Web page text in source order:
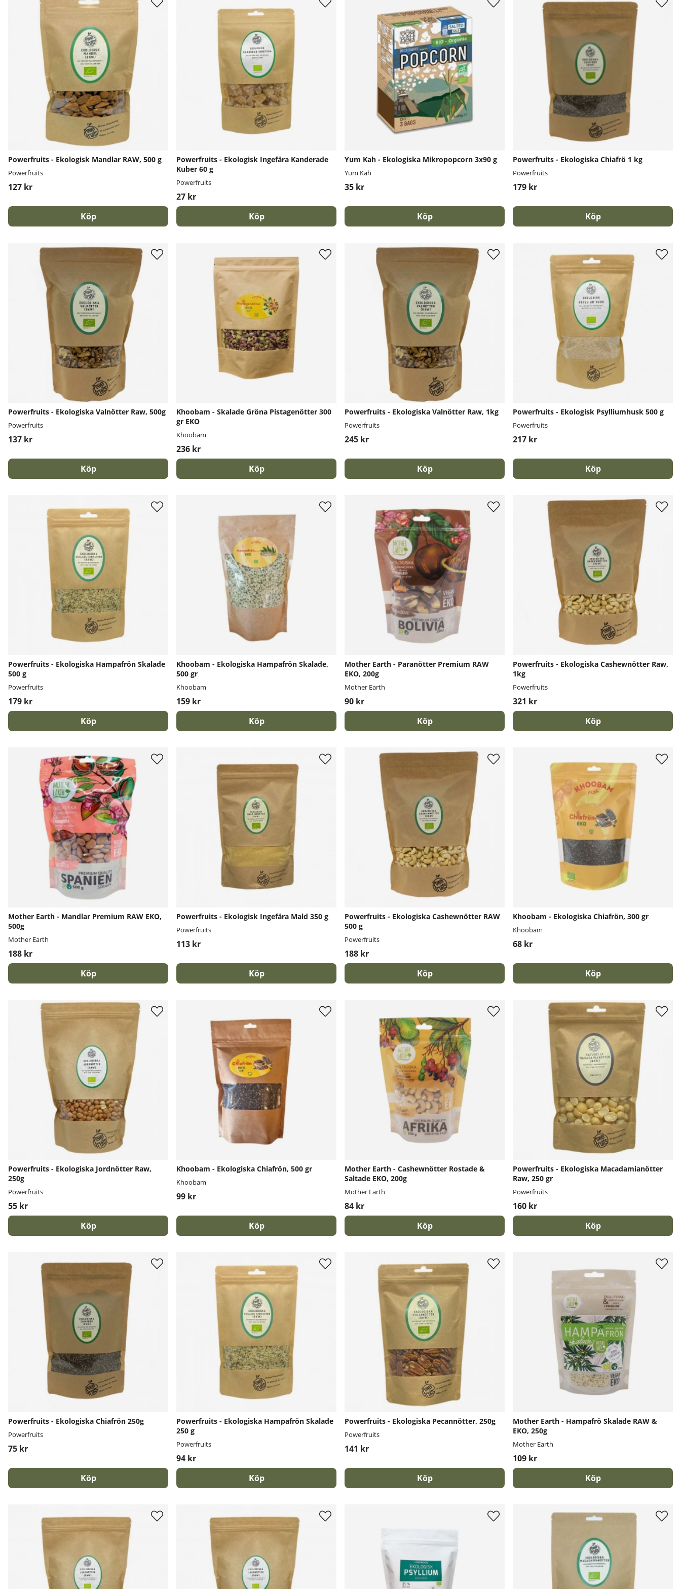
Powerfruits - Ekologisk Mandlar RAW, 500 g
Powerfruits
127 kr
Köp
Powerfruits - Ekologisk Ingefära Kanderade
Kuber 60 g
Powerfruits
27 kr
Köp
Yum Kah - Ekologiska Mikropopcorn 3x90 g
Yum Kah
35 kr
Köp
Powerfruits - Ekologiska Chiafrö 1 kg
Powerfruits
179 kr
Köp
Powerfruits - Ekologiska Valnötter Raw, 500g
Powerfruits
137 kr
Köp
Khoobam - Skalade Gröna Pistagenötter 300
gr EKO
Khoobam
236 kr
Köp
Powerfruits - Ekologiska Valnötter Raw, 1kg
Powerfruits
245 kr
Köp
Powerfruits - Ekologisk Psylliumhusk 500 g
Powerfruits
217 kr
Köp
Powerfruits - Ekologiska Hampafrön Skalade
500 g
Powerfruits
179 kr
Köp
Khoobam - Ekologiska Hampafrön Skalade,
500 gr
Khoobam
159 kr
Köp
Mother Earth - Paranötter Premium RAW
EKO, 200g
Mother Earth
90 kr
Köp
Powerfruits - Ekologiska Cashewnötter Raw,
1kg
Powerfruits
321 kr
Köp
Mother Earth - Mandlar Premium RAW EKO,
500g
Mother Earth
188 kr
Köp
Powerfruits - Ekologisk Ingefära Mald 350 g
Powerfruits
113 kr
Köp
Powerfruits - Ekologiska Cashewnötter RAW
500 g
Powerfruits
188 kr
Köp
Khoobam - Ekologiska Chiafrön, 300 gr
Khoobam
68 kr
Köp
Powerfruits - Ekologiska Jordnötter Raw,
250g
Powerfruits
55 kr
Köp
Khoobam - Ekologiska Chiafrön, 500 gr
Khoobam
99 kr
Köp
Mother Earth - Cashewnötter Rostade &
Saltade EKO, 200g
Mother Earth
84 kr
Köp
Powerfruits - Ekologiska Macadamianötter
Raw, 250 gr
Powerfruits
160 kr
Köp
Powerfruits - Ekologiska Chiafrön 250g
Powerfruits
75 kr
Köp
Powerfruits - Ekologiska Hampafrön Skalade
250 g
Powerfruits
94 kr
Köp
Powerfruits - Ekologiska Pecannötter, 250g
Powerfruits
141 kr
Köp
Mother Earth - Hampafrö Skalade RAW &
EKO, 250g
Mother Earth
109 kr
Köp